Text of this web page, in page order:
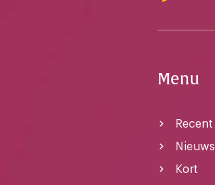
Menu
Recent
Nieuws
Kort